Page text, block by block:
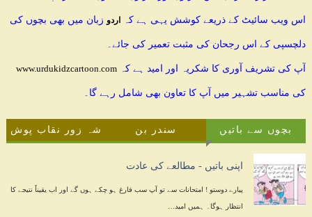
اس ویب سائیٹ کے ذریعے کوشش یہی ہے کہ اردو زبان میں بھی بچوں کی
دلچسپی کے اس رجحان کی مثبت تعمیر کی جائے۔
آپ کی تشریف آوری کا شکریہ اور امید ہے کہ www.urdukidzcartoon.com
کی مناسب تشہیر میں آپ کا تعاون بھی شامل رہے گا۔
بچوں سے باتیں سندر بن شہ زور نقاب پوش
اپنی باتیں - مطالعے کی عادت
پیارے دوستو ! امتحانات سے تو آپ سب فارغ ہو چکے ہوں گے اور اب یقیناً نتیجے کا
انتظار ہوگا۔ ہمیں امید…